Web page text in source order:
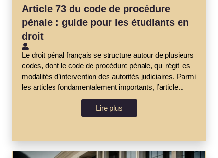
Article 73 du code de procédure
pénale : guide pour les étudiants en
droit
Le droit pénal français se structure autour de plusieurs
codes, dont le code de procédure pénale, qui régit les
modalités d’intervention des autorités judiciaires. Parmi
les articles fondamentalement importants, l’article...
Lire plus